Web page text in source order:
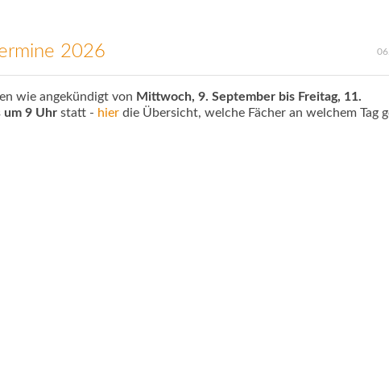
2026
wie angekündigt von Mittwoch, 9. September bis Freitag, 11.
um 9 Uhr statt - hier die Übersicht, welche Fächer an welchem Tag